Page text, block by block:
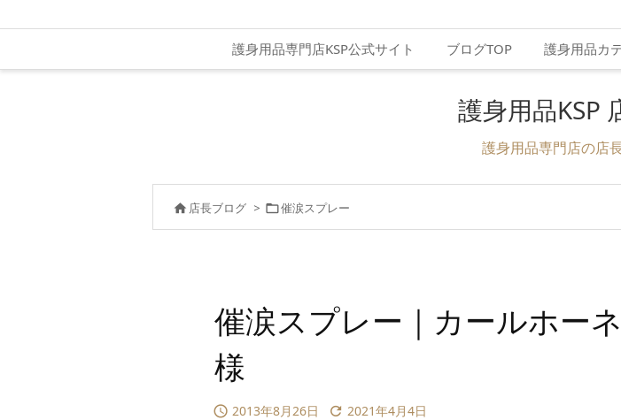
護身用品専門店KSP公式サイト ブログTOP 護身用品カ
護身用品KSP
護身用品専門店の店
 店長ブログ > 催涙スプレー
催涙スプレー｜カールホー
様
 2013年8月26日  2021年4月4日